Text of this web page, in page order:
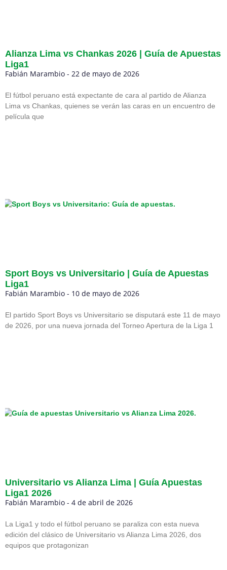
Alianza Lima vs Chankas 2026 | Guía de Apuestas
Liga1
Fabián Marambio 22 de mayo de 2026
El fútbol peruano está expectante de cara al partido de Alianza
Lima vs Chankas, quienes se verán las caras en un encuentro de
película que
Sport Boys vs Universitario | Guía de Apuestas
Liga1
Fabián Marambio 10 de mayo de 2026
El partido Sport Boys vs Universitario se disputará este 11 de mayo
de 2026, por una nueva jornada del Torneo Apertura de la Liga 1
Universitario vs Alianza Lima | Guía Apuestas
Liga1 2026
Fabián Marambio 4 de abril de 2026
La Liga1 y todo el fútbol peruano se paraliza con esta nueva
edición del clásico de Universitario vs Alianza Lima 2026, dos
equipos que protagonizan